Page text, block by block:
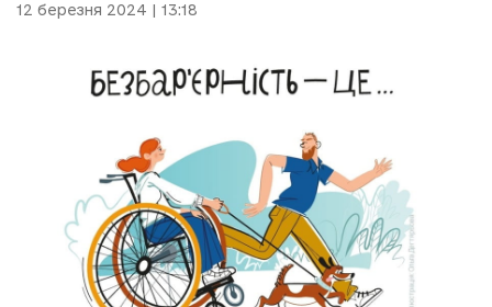
12 березня 2024 | 13:18